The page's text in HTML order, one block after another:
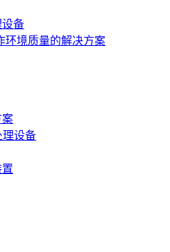
备
环境质量的解决方案
案
理设备